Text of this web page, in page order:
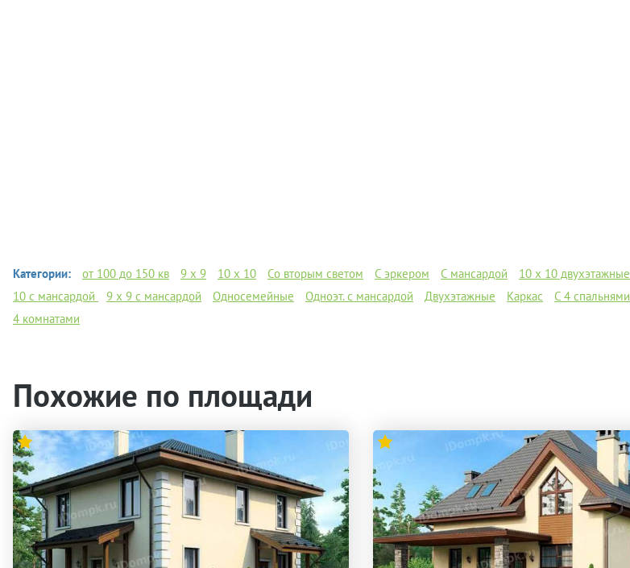
Категории: от 100 до 150 кв 9 x 9 10 х 10 Со вторым светом С эркером С мансардой 10 х 10 двухэтажные
10 с мансардой
9 х 9 с мансардой Односемейные Одноэт. с мансардой Двухэтажные Каркас С 4 спальнями
4 комнатами
Похожие по площади